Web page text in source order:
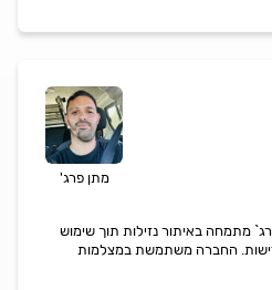
מתן פרג'
מתמחה באיתור נזילות תוך שימוש
החברה משתמשת במצלמות